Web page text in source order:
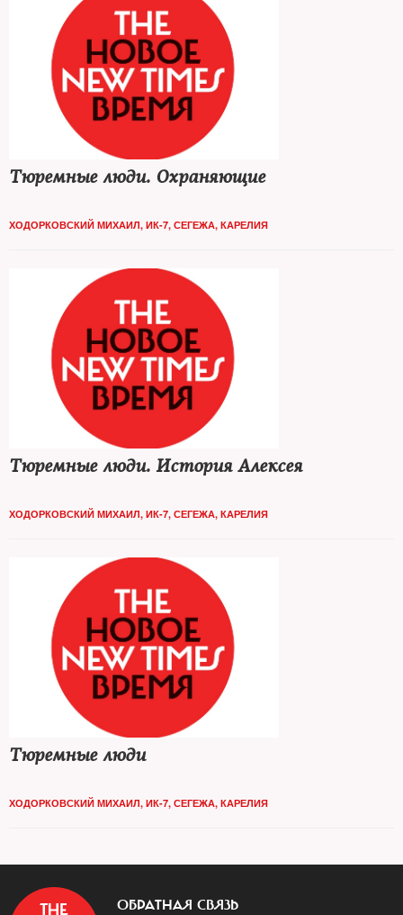
Тюремные люди. Охраняющие
ХОДОРКОВСКИЙ МИХАИЛ, ИК-7, СЕГЕЖА, КАРЕЛИЯ
Тюремные люди. История Алексея
ХОДОРКОВСКИЙ МИХАИЛ, ИК-7, СЕГЕЖА, КАРЕЛИЯ
Тюремные люди
ХОДОРКОВСКИЙ МИХАИЛ, ИК-7, СЕГЕЖА, КАРЕЛИЯ
ОБРАТНАЯ СВЯЗЬ